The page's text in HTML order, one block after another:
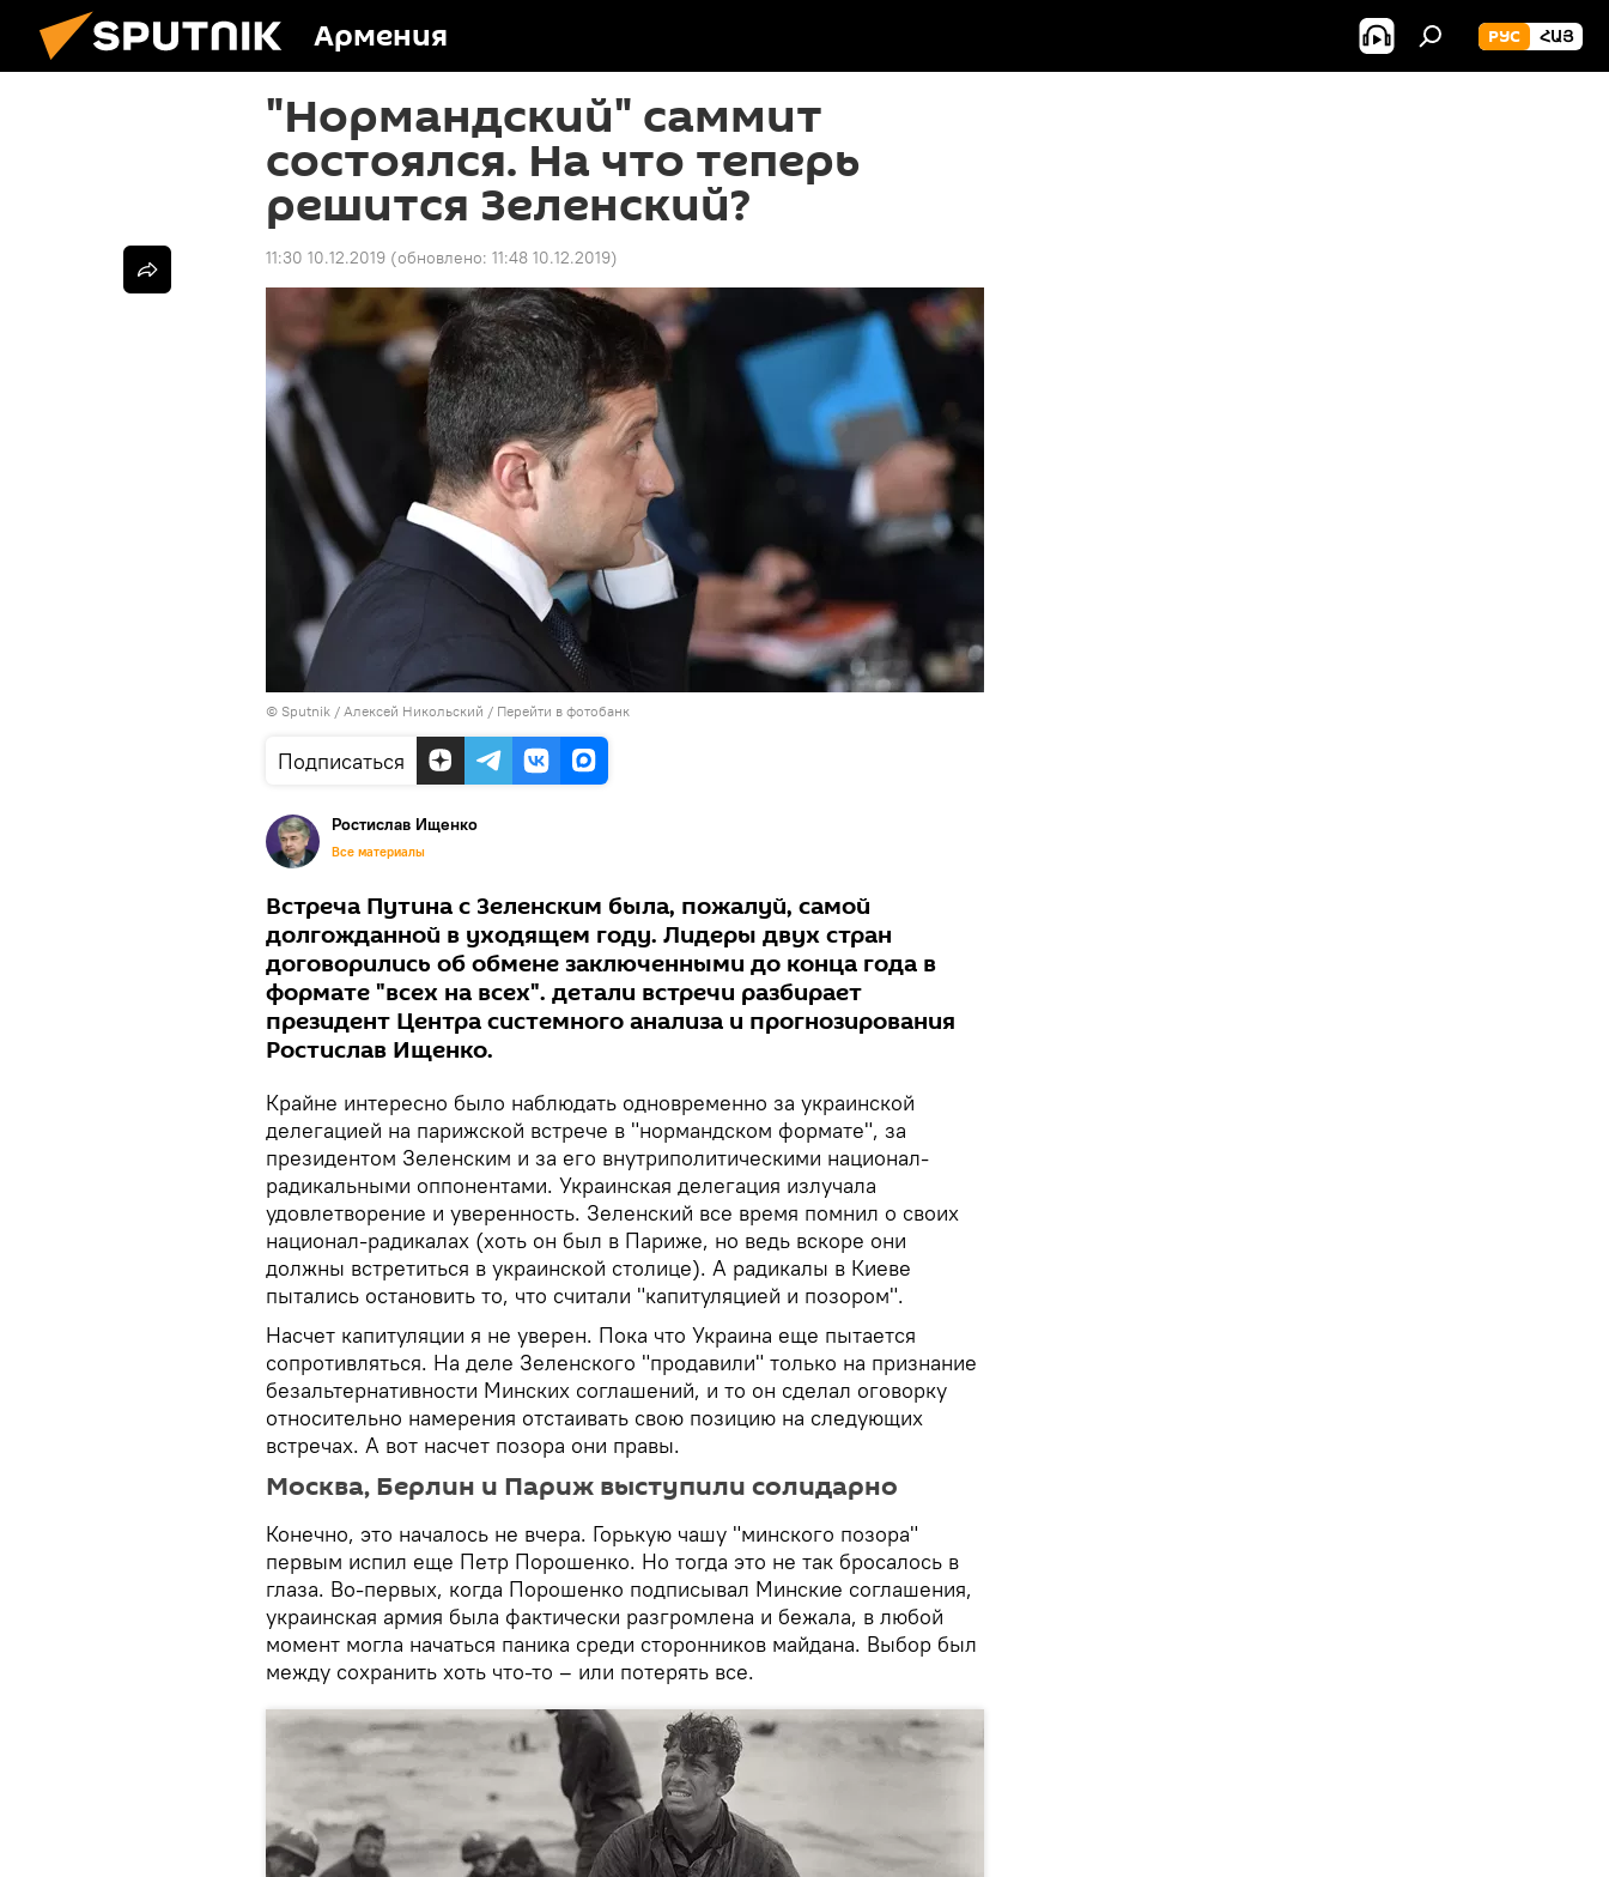
Армения РУС ՀԱՅ
"Нормандский" саммит
состоялся. На что теперь
решится Зеленский?
11:30 10.12.2019 (обновлено: 11:48 10.12.2019)
© Sputnik / Алексей Никольский / Перейти в фотобанк
Подписаться
Ростислав Ищенко
Все материалы
Встреча Путина с Зеленским была, пожалуй, самой
долгожданной в уходящем году. Лидеры двух стран
договорились об обмене заключенными до конца года в
формате "всех на всех". детали встречи разбирает
президент Центра системного анализа и прогнозирования
Ростислав Ищенко.
Крайне интересно было наблюдать одновременно за украинской
делегацией на парижской встрече в "нормандском формате", за
президентом Зеленским и за его внутриполитическими национал-
радикальными оппонентами. Украинская делегация излучала
удовлетворение и уверенность. Зеленский все время помнил о своих
национал-радикалах (хоть он был в Париже, но ведь вскоре они
должны встретиться в украинской столице). А радикалы в Киеве
пытались остановить то, что считали "капитуляцией и позором".
Насчет капитуляции я не уверен. Пока что Украина еще пытается
сопротивляться. На деле Зеленского "продавили" только на признание
безальтернативности Минских соглашений, и то он сделал оговорку
относительно намерения отстаивать свою позицию на следующих
встречах. А вот насчет позора они правы.
Москва, Берлин и Париж выступили солидарно
Конечно, это началось не вчера. Горькую чашу "минского позора"
первым испил еще Петр Порошенко. Но тогда это не так бросалось в
глаза. Во-первых, когда Порошенко подписывал Минские соглашения,
украинская армия была фактически разгромлена и бежала, в любой
момент могла начаться паника среди сторонников майдана. Выбор был
между сохранить хоть что-то – или потерять все.